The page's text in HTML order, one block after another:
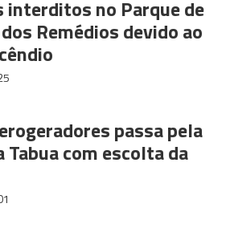
interditos no Parque de
Remédios devido ao
passa pela
Tabua com escolta da